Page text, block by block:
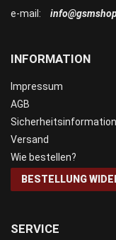
SERVICE
INFORMATION
Impressum
AGB
Versand
Wie bestellen?
BESTELLUNG
e-mail: